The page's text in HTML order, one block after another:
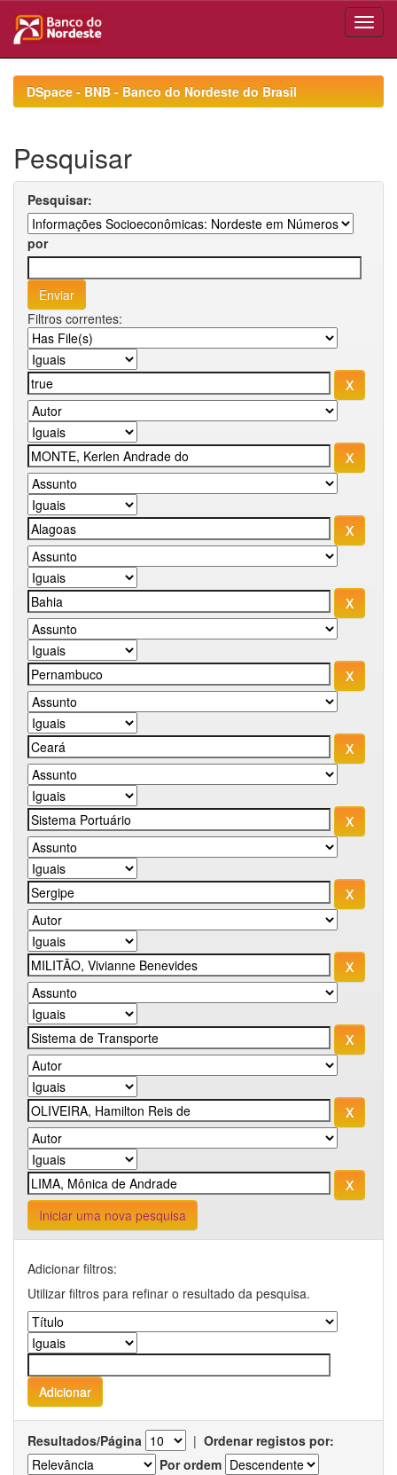
navigationDSpace - BNB - Banco do Nordeste do Brasil
Pesquisar
Pesquisar:
por
Filtros correntes:
Iniciar uma nova pesquisa
Adicionar filtros:
Utilizar filtros para refinar o resultado da pesquisa.
Resultados/Página | Ordenar registos por:
Por ordem